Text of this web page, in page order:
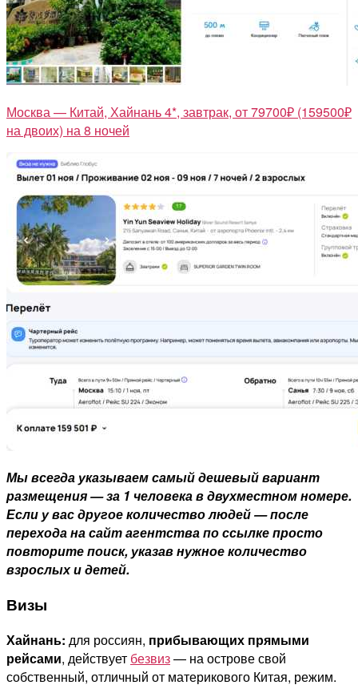
Москва — Китай, Хайнань 4*, завтрак, от 79700₽ (159500₽
на двоих) на 8 ночей
Мы всегда указываем самый дешевый вариант
размещения — за 1 человека в двухместном номере.
Если у вас другое количество людей — после
перехода на сайт агентства по ссылке просто
повторите поиск, указав нужное количество
взрослых и детей.
Визы
Хайнань: для россиян, прибывающих прямыми
рейсами, действует безвиз— на острове свой
собственный, отличный от материкового Китая, режим.